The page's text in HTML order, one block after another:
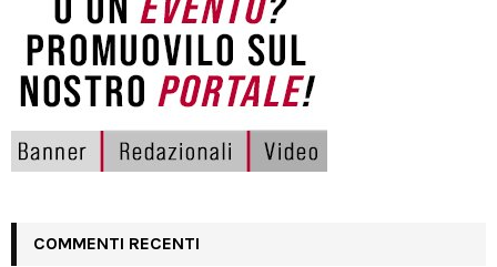
COMMENTI RECENTI